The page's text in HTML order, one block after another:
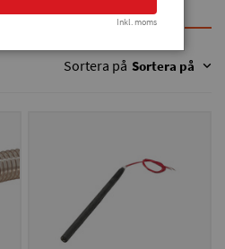
Sortera på Sortera på
Inkl. moms